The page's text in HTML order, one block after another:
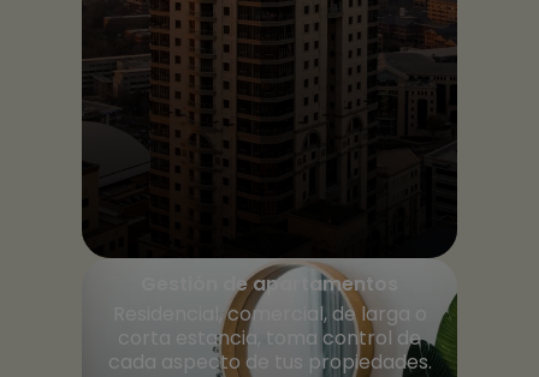
Gestión de apartamentos
Residencial, comercial, de larga o
corta estancia, toma control de
cada aspecto de tus propiedades.